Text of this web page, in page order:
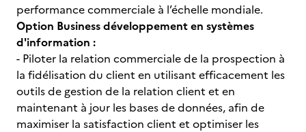
performance commerciale à l’échelle mondiale.
Option Business développement en systèmes
d'information :
- Piloter la relation commerciale de la prospection à
la fidélisation du client en utilisant efficacement les
outils de gestion de la relation client et en
maintenant à jour les bases de données, afin de
maximiser la satisfaction client et optimiser les